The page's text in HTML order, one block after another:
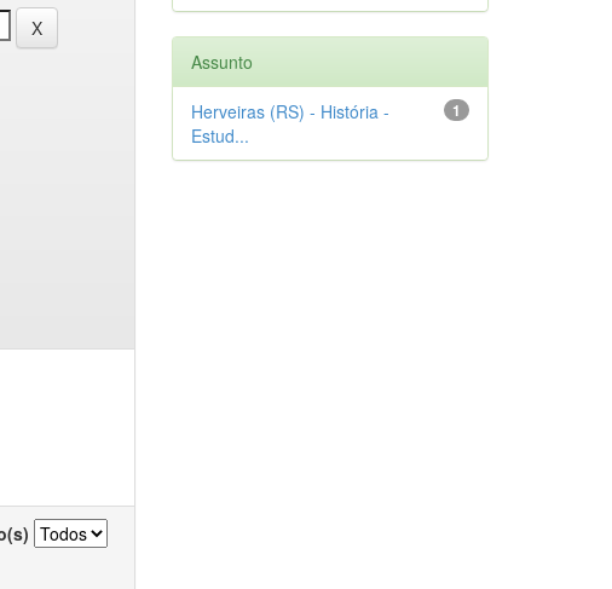
Assunto
1
Herveiras (RS) - História -
Estud...